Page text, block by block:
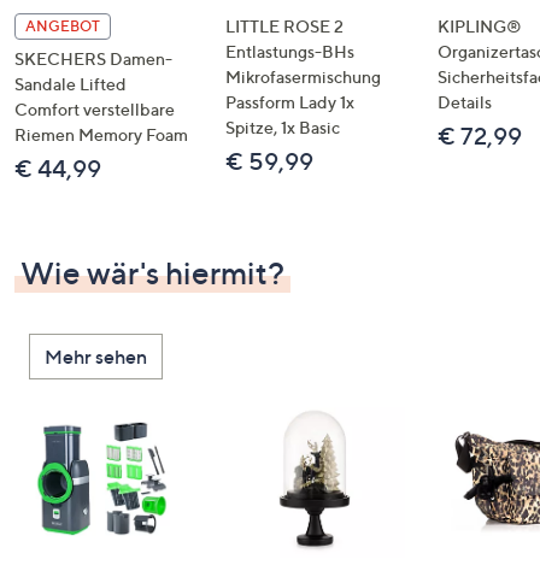
ANGEBOT
SKECHERS Damen-
Sandale Lifted
Comfort verstellbare
Riemen Memory Foam
€ 44,99
LITTLE ROSE 2
Entlastungs-BHs
Mikrofasermischung
Passform Lady 1x
Spitze, 1x Basic
€ 59,99
KIPLING®
Details
€ 72,99
Wie wär's hiermit?
Mehr sehen